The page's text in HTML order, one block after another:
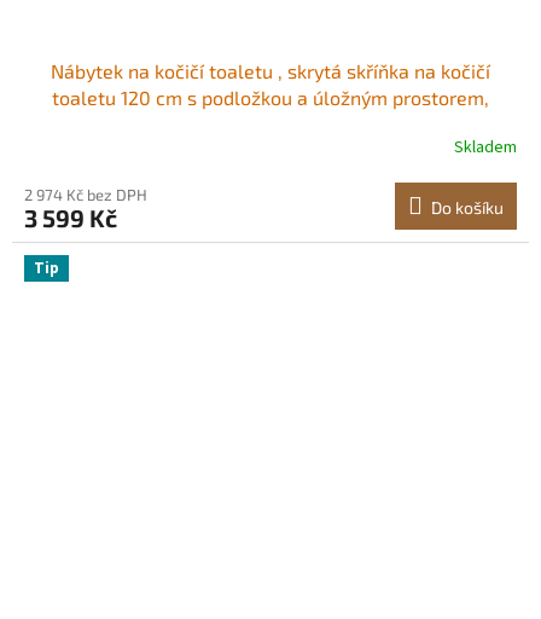
Nábytek na kočičí toaletu , skrytá skříňka na kočičí
toaletu 120 cm s podložkou a úložným prostorem,
bouda, vhodná pro většinu kočičích toalet, do ložnice a
Skladem
2 974 Kč bez DPH
3 599 Kč Do košíku
Tip